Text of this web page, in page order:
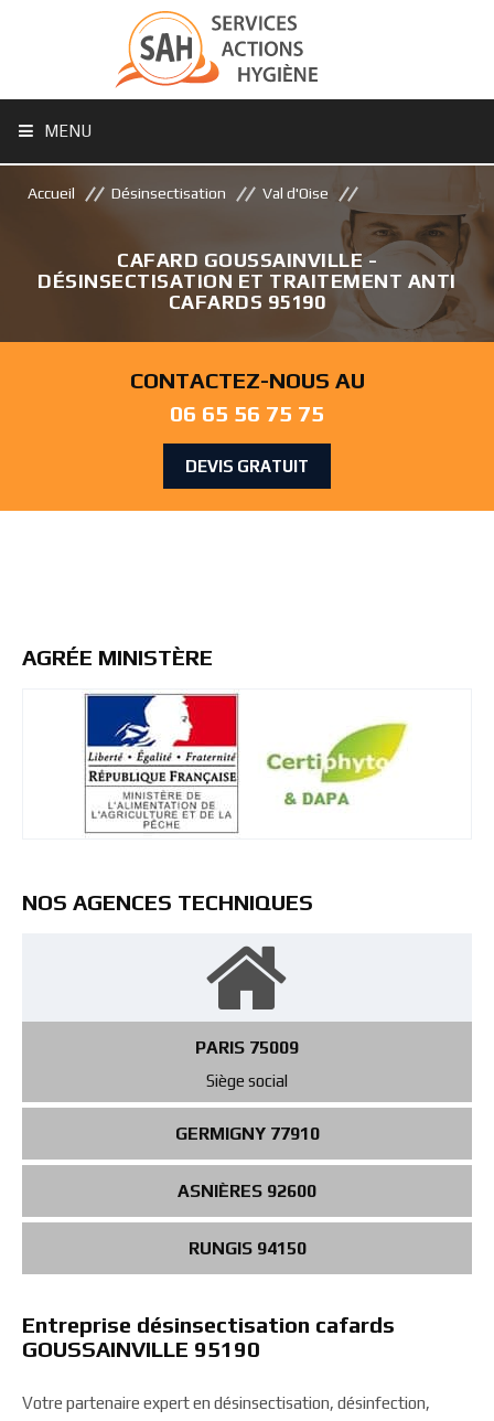
MENU
Accueil Désinsectisation Val d'Oise
CAFARD GOUSSAINVILLE -
DÉSINSECTISATION ET TRAITEMENT ANTI
CAFARDS 95190
CONTACTEZ-NOUS AU
06 65 56 75 75
DEVIS GRATUIT
AGRÉE MINISTÈRE
NOS AGENCES TECHNIQUES
PARIS 75009
Siège social
GERMIGNY 77910
ASNIÈRES 92600
RUNGIS 94150
Entreprise désinsectisation cafards
GOUSSAINVILLE 95190
Votre partenaire expert en désinsectisation, désinfection,